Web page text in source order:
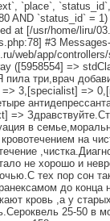
`place`,
AND `status_id` =
at [/usr/home/liru/
#3
web/app/
([5958554] =>
пила три,врач
3,[specialist] =>
в
на
не хорошо и
тех пор сон
до
кровь ,а у
25-50 в